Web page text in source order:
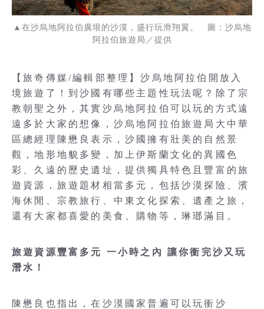
▲在沙烏地阿拉伯廣垠的沙漠，盛行玩滑翔翼。 圖：沙烏地
阿拉伯旅遊局／提供
【旅奇傳媒/編輯部整理】沙烏地阿拉伯開放入
境旅遊了！到沙國有哪些主題性玩法呢？除了宗
教朝聖之外，其實沙烏地阿拉伯可以玩的方式遠
遠多於大家的想像，沙烏地阿拉伯旅遊局大中華
區總經理陳懋良表示，沙國擁有壯美的自然景
觀，地形地貌多變，加上伊斯蘭文化的異國色
彩、久遠的歷史遺址，提供獨具特色且豐富的旅
遊資源，旅遊題材相當多元，包括沙漠探險、濱
海休閒、宗教旅行、中東文化探索、遺產之旅，
還有大家都喜愛的美食、購物等，琳瑯滿目。
旅遊資源豐富多元 一小時之內 讓你衝完沙又玩
潛水！
陳懋良也指出，在沙漠國家普遍可以玩衝沙